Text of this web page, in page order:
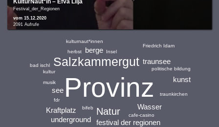
Festival_der_Regionen
vom 15.12.2020
2091 Aufrufe
Provinz
Salzkammergut
Natur Wasser
Kraftplatz
festival der regionen
see
traunsee
berge
underground
kunst
traunkirchen
cafe-casino
bifeb
fdr
politische bildung
kulturnaut*innen
Insel
herbst
bad ischl
musik
Friedrich Idam
kultur